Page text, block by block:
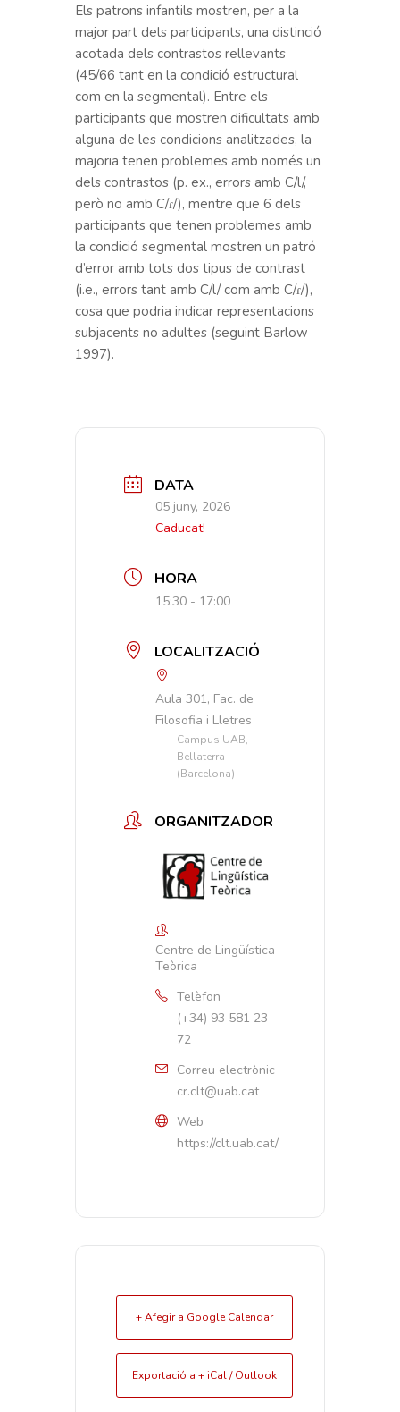
Els patrons infantils mostren, per a la
major part dels participants, una distinció
acotada dels contrastos rellevants
(45/66 tant en la condició estructural
com en la segmental). Entre els
participants que mostren dificultats amb
alguna de les condicions analitzades, la
majoria tenen problemes amb només un
dels contrastos (p. ex., errors amb C/l/,
però no amb C/ɾ/), mentre que 6 dels
participants que tenen problemes amb
la condició segmental mostren un patró
d’error amb tots dos tipus de contrast
(i.e., errors tant amb C/l/ com amb C/ɾ/),
cosa que podria indicar representacions
subjacents no adultes (seguint Barlow
1997).
DATA
05 juny, 2026
Caducat!
HORA
15:30 - 17:00
LOCALITZACIÓ
Aula 301, Fac. de
Filosofia i Lletres
Campus UAB,
Bellaterra
(Barcelona)
ORGANITZADOR
Centre de Lingüística
Teòrica
Telèfon
(+34) 93 581 23
72
Correu electrònic
cr.clt@uab.cat
Web
https://clt.uab.cat/
+ Afegir a Google Calendar
Exportació a + iCal / Outlook